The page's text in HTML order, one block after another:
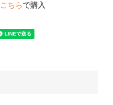
こちらで購入